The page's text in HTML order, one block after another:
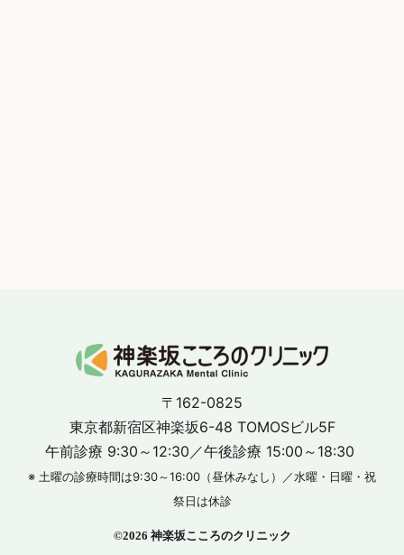
〒162-0825
東京都新宿区神楽坂6-48 TOMOSビル5F
午前診療 9:30～12:30／午後診療 15:00～18:30
※ 土曜の診療時間は9:30～16:00（昼休みなし）／水曜・日曜・祝
祭日は休診
©2026 神楽坂こころのクリニック